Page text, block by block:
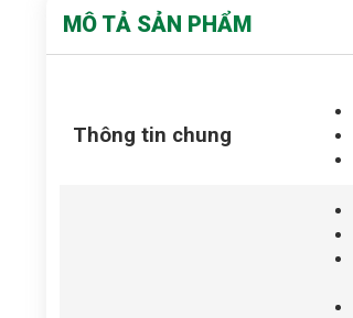
MÔ TẢ SẢN PHẨM
Thông tin chung